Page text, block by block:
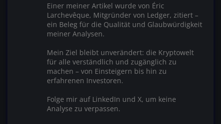
Einer meiner Artikel wurde von Éric
Larchevêque, Mitgründer von Ledger, zitiert –
ein Beleg für die Qualität und Glaubwürdigkeit
meiner Analysen.
Mein Ziel bleibt unverändert: die Kryptowelt
für alle verständlich und zugänglich zu
machen – von Einsteigern bis hin zu
erfahrenen Investoren.
Folge mir auf LinkedIn und X, um keine
Analyse zu verpassen.